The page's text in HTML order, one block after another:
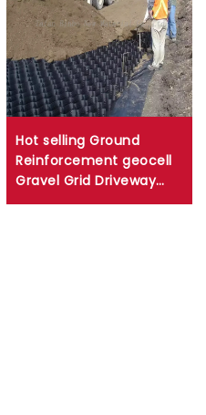
Hot selling Ground
Reinforcement geocell
Gravel Grid Driveway
Gravel Stabilizer HDPE